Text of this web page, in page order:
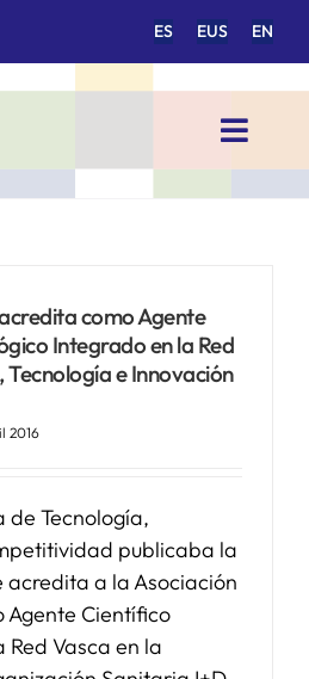
ES EUS EN
Toggle
como Agente
Integrado en la Red
Tecnología e Innovación
2016
de Tecnología,
publicaba la
acredita a la Asociación
Agente Científico
Red Vasca en la